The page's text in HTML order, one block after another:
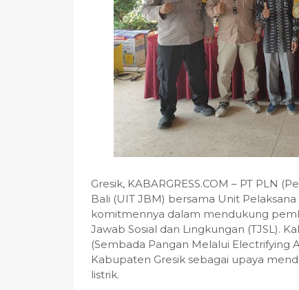
Gresik, KABARGRESS.COM – PT PLN
Bali (UIT JBM) bersama Unit
komitmennya dalam mendukung
Jawab Sosial dan Lingkungan (TJSL).
(Sembada Pangan Melalui Electrifying
Kabupaten Gresik sebagai upaya
listrik.